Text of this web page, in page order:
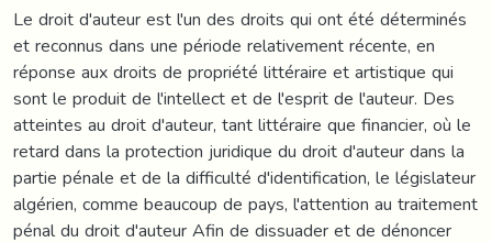
Le droit d'auteur est l'un des droits qui ont été déterminés
et reconnus dans une période relativement récente, en
réponse aux droits de propriété littéraire et artistique qui
sont le produit de l'intellect et de l'esprit de l'auteur. Des
atteintes au droit d'auteur, tant littéraire que financier, où le
retard dans la protection juridique du droit d'auteur dans la
partie pénale et de la difficulté d'identification, le législateur
algérien, comme beaucoup de pays, l'attention au traitement
pénal du droit d'auteur Afin de dissuader et de dénoncer